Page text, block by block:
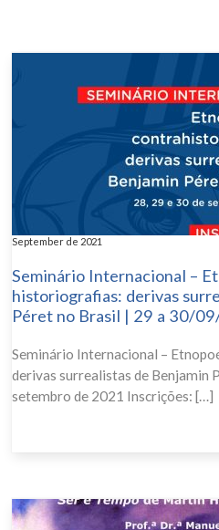
September de 2021
Seminário Internacional –
historiografias: derivas
Péret no Brasil | 29 a 30/
Seminário Internacional –
derivas surrealistas de Benjamin
setembro de 2021 Inscrições: […]